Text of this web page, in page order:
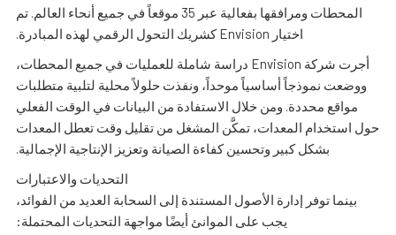
المحطات ومرافقها بفعالية عبر 35 موقعاً في جميع أنحاء العالم. تم
اختيار Envision كشريك التحول الرقمي لهذه المبادرة.
أجرت شركة Envision دراسة شاملة للعمليات في جميع المحطات،
ووضعت نموذجاً أساسياً موحداً، ونفذت حلولاً محلية لتلبية متطلبات
مواقع محددة. ومن خلال الاستفادة من البيانات في الوقت الفعلي
حول استخدام المعدات، تمكَّن المشغل من تقليل وقت تعطل المعدات
بشكل كبير وتحسين كفاءة الصيانة وتعزيز الإنتاجية الإجمالية.
التحديات والاعتبارات
بينما توفر إدارة الأصول المستندة إلى السحابة العديد من الفوائد،
يجب على الموانئ أيضًا مواجهة التحديات المحتملة: